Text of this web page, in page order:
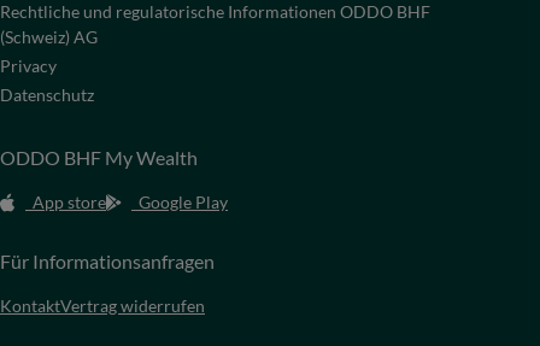
Rechtliche und regulatorische Informationen ODDO BHF
(Schweiz) AG
Privacy
Datenschutz
ODDO BHF My Wealth
App store Google Play
Für Informationsanfragen
KontaktVertrag widerrufen